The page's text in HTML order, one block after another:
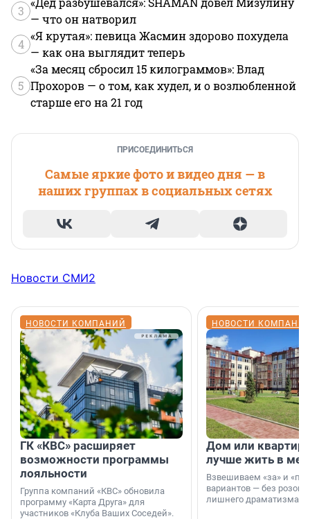
3
— что он натворил
4
«Я крутая»: певица Жасмин здорово похудела
— как она выглядит теперь
5
«За месяц сбросил 15 килограммов»: Влад
Прохоров — о том, как худел, и о возлюбленной
старше его на 21 год
ПРИСОЕДИНИТЬСЯ
Самые яркие фото и видео дня — в
наших группах в социальных сетях
Новости СМИ2
НОВОСТИ КОМПАНИЙ
ГК «КВС» расширяет
возможности программы
лояльности
Группа компаний «КВС» обновила
программу «Карта Друга» для
участников «Клуба Ваших Соседей».
НОВОСТИ
Дом или
лучше жить в
Взвешиваем «за» и
вариантов — без
лишнего драматизма.